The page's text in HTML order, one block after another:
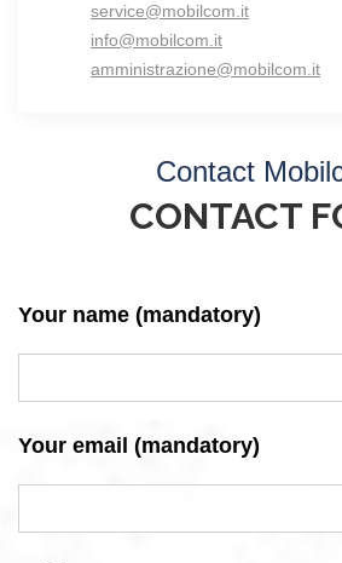
service@mobilcom.it
info@mobilcom.it
amministrazione@mobilcom.it
Contact
CONTACT
Your name (mandatory)
Your email (mandatory)